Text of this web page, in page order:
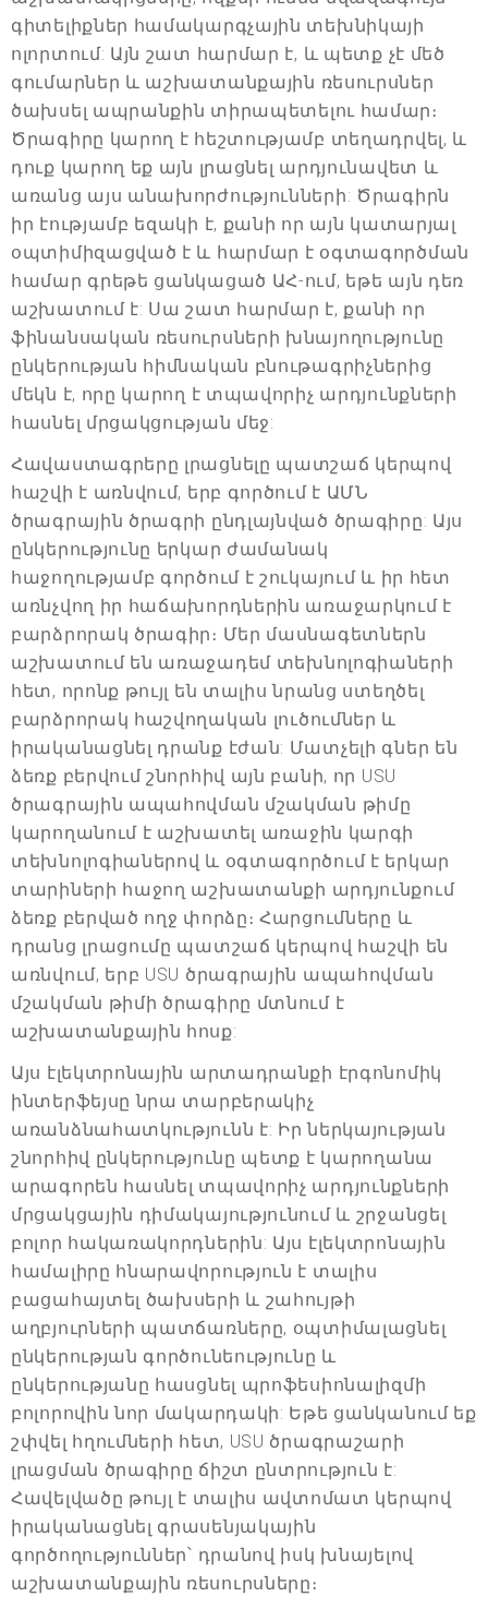
գիտելիքներ համակարգչային տեխնիկայի
ոլորտում: Այն շատ հարմար է, և պետք չէ մեծ
գումարներ և աշխատանքային ռեսուրսներ
ծախսել ապրանքին տիրապետելու համար։
Ծրագիրը կարող է հեշտությամբ տեղադրվել, և
դուք կարող եք այն լրացնել արդյունավետ և
առանց այս անախորժությունների: Ծրագիրն
իր էությամբ եզակի է, քանի որ այն կատարյալ
օպտիմիզացված է և հարմար է օգտագործման
համար գրեթե ցանկացած ԱՀ-ում, եթե այն դեռ
աշխատում է: Սա շատ հարմար է, քանի որ
ֆինանսական ռեսուրսների խնայողությունը
ընկերության հիմնական բնութագրիչներից
մեկն է, որը կարող է տպավորիչ արդյունքների
հասնել մրցակցության մեջ:
Հավաստագրերը լրացնելը պատշաճ կերպով
հաշվի է առնվում, երբ գործում է ԱՄՆ
ծրագրային ծրագրի ընդլայնված ծրագիրը: Այս
ընկերությունը երկար ժամանակ
հաջողությամբ գործում է շուկայում և իր հետ
առնչվող իր հաճախորդներին առաջարկում է
բարձրորակ ծրագիր։ Մեր մասնագետներն
աշխատում են առաջադեմ տեխնոլոգիաների
հետ, որոնք թույլ են տալիս նրանց ստեղծել
բարձրորակ հաշվողական լուծումներ և
իրականացնել դրանք էժան: Մատչելի գներ են
ձեռք բերվում շնորհիվ այն բանի, որ USU
ծրագրային ապահովման մշակման թիմը
կարողանում է աշխատել առաջին կարգի
տեխնոլոգիաներով և օգտագործում է երկար
տարիների հաջող աշխատանքի արդյունքում
ձեռք բերված ողջ փորձը։ Հարցումները և
դրանց լրացումը պատշաճ կերպով հաշվի են
առնվում, երբ USU ծրագրային ապահովման
մշակման թիմի ծրագիրը մտնում է
աշխատանքային հոսք:
Այս էլեկտրոնային արտադրանքի էրգոնոմիկ
ինտերֆեյսը նրա տարբերակիչ
առանձնահատկությունն է: Իր ներկայության
շնորհիվ ընկերությունը պետք է կարողանա
արագորեն հասնել տպավորիչ արդյունքների
մրցակցային դիմակայությունում և շրջանցել
բոլոր հակառակորդներին: Այս էլեկտրոնային
համալիրը հնարավորություն է տալիս
բացահայտել ծախսերի և շահույթի
աղբյուրների պատճառները, օպտիմալացնել
ընկերության գործունեությունը և
ընկերությանը հասցնել պրոֆեսիոնալիզմի
բոլորովին նոր մակարդակի: Եթե ցանկանում եք
շփվել հղումների հետ, USU ծրագրաշարի
լրացման ծրագիրը ճիշտ ընտրություն է:
Հավելվածը թույլ է տալիս ավտոմատ կերպով
իրականացնել գրասենյակային
գործողություններ՝ դրանով իսկ խնայելով
աշխատանքային ռեսուրսները։